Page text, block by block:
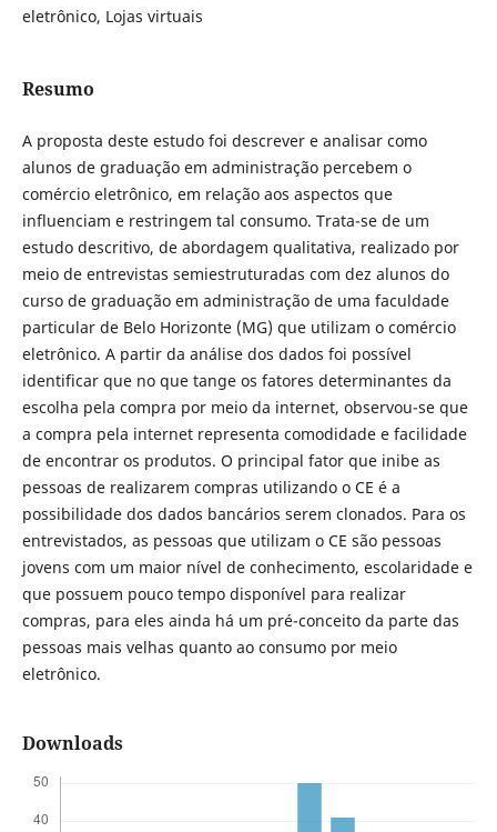
eletrônico, Lojas virtuais
Resumo
A proposta deste estudo foi descrever e analisar como
alunos de graduação em administração percebem o
comércio eletrônico, em relação aos aspectos que
influenciam e restringem tal consumo. Trata-se de um
estudo descritivo, de abordagem qualitativa, realizado por
meio de entrevistas semiestruturadas com dez alunos do
curso de graduação em administração de uma faculdade
particular de Belo Horizonte (MG) que utilizam o comércio
eletrônico. A partir da análise dos dados foi possível
identificar que no que tange os fatores determinantes da
escolha pela compra por meio da internet, observou-se que
a compra pela internet representa comodidade e facilidade
de encontrar os produtos. O principal fator que inibe as
pessoas de realizarem compras utilizando o CE é a
possibilidade dos dados bancários serem clonados. Para os
entrevistados, as pessoas que utilizam o CE são pessoas
jovens com um maior nível de conhecimento, escolaridade e
que possuem pouco tempo disponível para realizar
compras, para eles ainda há um pré-conceito da parte das
pessoas mais velhas quanto ao consumo por meio
eletrônico.
Downloads